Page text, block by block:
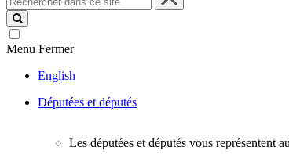
dans
ce
site
Menu Fermer
English
Députées et députés
Les députées et députés vous représentent